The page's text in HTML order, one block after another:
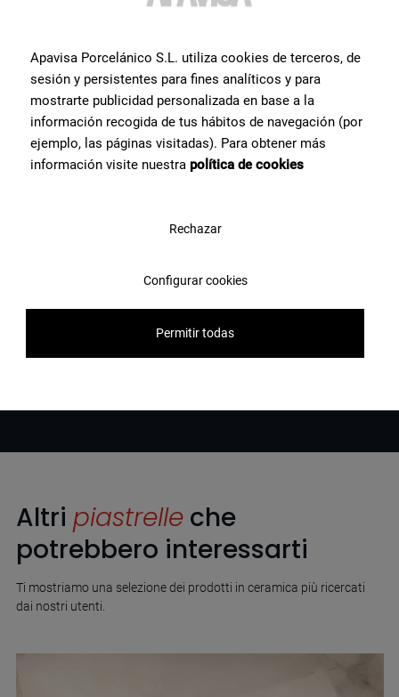
Contatta il team di specialisti in piastrelle di Apavisa Porcelánico. Ti
Contattaci
Altri piastrelleche
potrebbero interessarti
Ti mostriamo una selezione dei prodotti in ceramica più ricercati
dai nostri utenti.
Apavisa Porcelánico S.L. utiliza cookies de terceros, de
sesión y persistentes para fines analíticos y para
mostrarte publicidad personalizada en base a la
información recogida de tus hábitos de navegación (por
ejemplo, las páginas visitadas). Para obtener más
información visite nuestra política de cookies
Rechazar
Configurar cookies
Permitir todas